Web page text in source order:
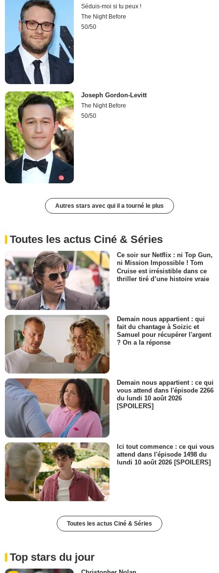
Séduis-moi si tu peux !
The Night Before
50/50
Joseph Gordon-Levitt
The Night Before
50/50
Autres stars avec qui il a tourné le plus
Toutes les actus Ciné & Séries
Ce soir sur Netflix : ni Top Gun,
ni Mission Impossible ! Tom
Cruise est irrésistible dans ce
thriller tiré d’une histoire vraie
Demain nous appartient : qui
fait du chantage à Soizic et
Samuel pour récupérer l'argent
? On a la réponse
Demain nous appartient : ce qui
vous attend dans l'épisode 2266
du lundi 10 août 2026
[SPOILERS]
Ici tout commence : ce qui vous
attend dans l'épisode 1498 du
lundi 10 août 2026 [SPOILERS]
Toutes les actus Ciné & Séries
Top stars du jour